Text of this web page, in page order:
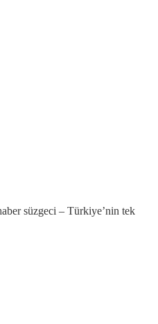
süzgeci – Türkiye’nin tek